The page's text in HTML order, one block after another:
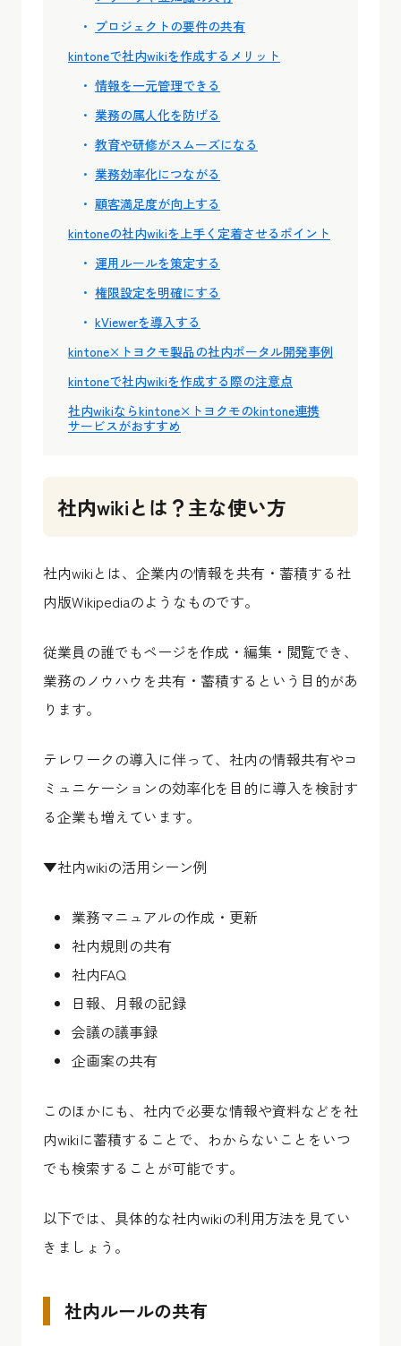
プロジェクトの要件の共有
kintoneで社内wikiを作成するメリット
情報を一元管理できる
業務の属人化を防げる
教育や研修がスムーズになる
業務効率化につながる
顧客満足度が向上する
kintoneの社内wikiを上手く定着させるポイント
運用ルールを策定する
権限設定を明確にする
kViewerを導入する
kintone×トヨクモ製品の社内ポータル開発事例
kintoneで社内wikiを作成する際の注意点
社内wikiならkintone×トヨクモのkintone連携
サービスがおすすめ
社内wikiとは？主な使い方
社内wikiとは、企業内の情報を共有・蓄積する社
内版Wikipediaのようなものです。
従業員の誰でもページを作成・編集・閲覧でき、
業務のノウハウを共有・蓄積するという目的があ
ります。
テレワークの導入に伴って、社内の情報共有やコ
ミュニケーションの効率化を目的に導入を検討す
る企業も増えています。
▼社内wikiの活用シーン例
業務マニュアルの作成・更新
社内規則の共有
社内FAQ
日報、月報の記録
会議の議事録
企画案の共有
このほかにも、社内で必要な情報や資料などを社
内wikiに蓄積することで、わからないことをいつ
でも検索することが可能です。
以下では、具体的な社内wikiの利用方法を見てい
きましょう。
社内ルールの共有